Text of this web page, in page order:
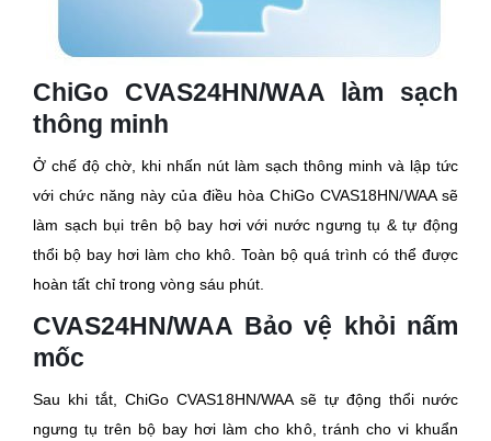
ChiGo CVAS24HN/WAA làm sạch
thông minh
Ở chế độ chờ, khi nhấn nút làm sạch thông minh và lập tức
với chức năng này của điều hòa ChiGo CVAS18HN/WAA sẽ
làm sạch bụi trên bộ bay hơi với nước ngưng tụ & tự động
thổi bộ bay hơi làm cho khô. Toàn bộ quá trình có thể được
hoàn tất chỉ trong vòng sáu phút.
CVAS24HN/WAA Bảo vệ khỏi nấm
mốc
Sau khi tắt, ChiGo CVAS18HN/WAA sẽ tự động thổi nước
ngưng tụ trên bộ bay hơi làm cho khô, tránh cho vi khuẩn